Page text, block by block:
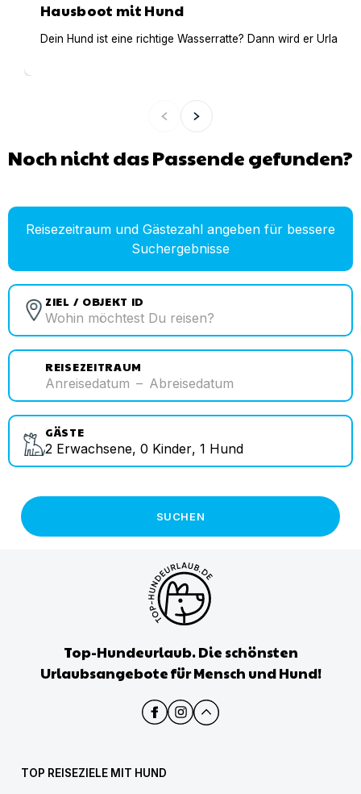
Hausboot mit Hund
Dein Hund ist eine richtige Wasserratte? Dann wird er
Noch nicht das Passende gefunden?
Reisezeitraum und Gästezahl angeben für bessere
Suchergebnisse
ZIEL / OBJEKT ID
REISEZEITRAUM
Anreisedatum – Abreisedatum
GÄSTE
2 Erwachsene, 0 Kinder, 1 Hund
SUCHEN
Top-Hundeurlaub. Die schönsten
Urlaubsangebote für Mensch und Hund!
TOP REISEZIELE MIT HUND